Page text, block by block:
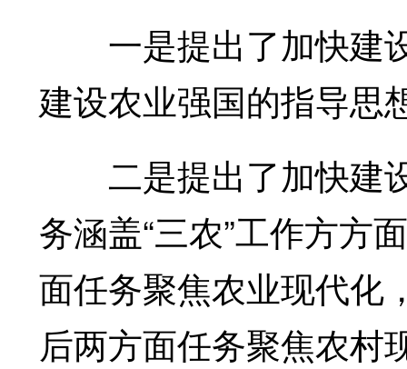
一是提出了加快建
建设农业强国的指导思
二是提出了加快建
务涵盖“三农”工作方方
面任务聚焦农业现代化
后两方面任务聚焦农村